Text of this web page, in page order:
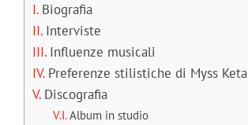
Biografia
Interviste
Influenze musicali
Preferenze stilistiche di Myss Keta
Discografia
Album in studio